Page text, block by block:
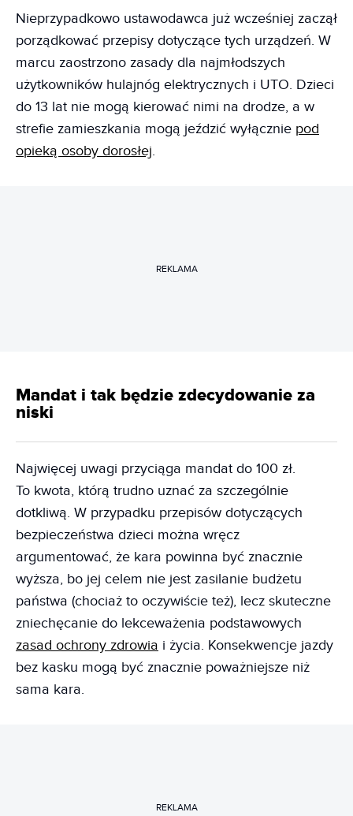
Nieprzypadkowo ustawodawca już wcześniej zaczął
porządkować przepisy dotyczące tych urządzeń. W
marcu zaostrzono zasady dla najmłodszych
użytkowników hulajnóg elektrycznych i UTO. Dzieci
do 13 lat nie mogą kierować nimi na drodze, a w
strefie zamieszkania mogą jeździć wyłącznie pod
opieką osoby dorosłej.
REKLAMA
Mandat i tak będzie zdecydowanie za
niski
Najwięcej uwagi przyciąga mandat do 100 zł.
To kwota, którą trudno uznać za szczególnie
dotkliwą. W przypadku przepisów dotyczących
bezpieczeństwa dzieci można wręcz
argumentować, że kara powinna być znacznie
wyższa, bo jej celem nie jest zasilanie budżetu
państwa (chociaż to oczywiście też), lecz skuteczne
zniechęcanie do lekceważenia podstawowych
zasad ochrony zdrowia i życia. Konsekwencje jazdy
bez kasku mogą być znacznie poważniejsze niż
sama kara.
REKLAMA